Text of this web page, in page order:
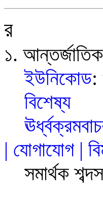
র
১. আন্তর্জাতিক
ইউনিকোড:
বিশেষ্য
| যোগাযোগ |
সমার্থক